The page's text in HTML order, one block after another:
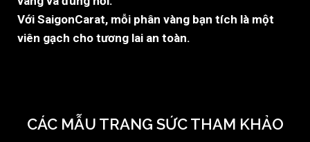
Với SaigonCarat, mỗi phân vàng bạn tích là một
viên gạch cho tương lai an toàn.
CÁC MẪU TRANG SỨC THAM KHẢO